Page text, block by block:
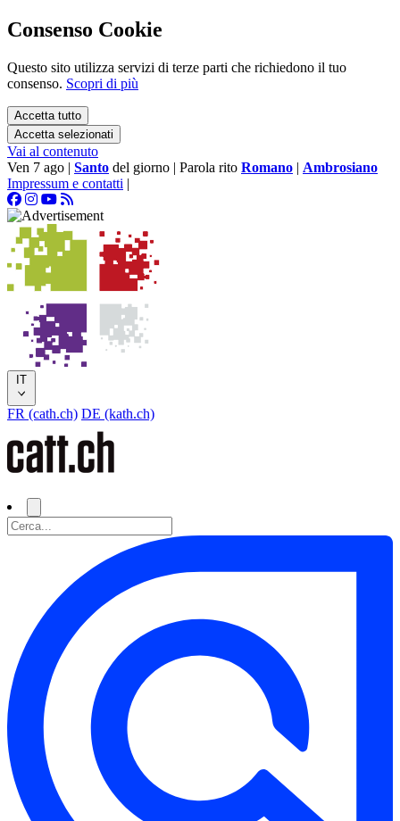
Consenso Cookie
Questo sito utilizza servizi di terze parti che richiedono il tuo
consenso. Scopri di più
Accetta tutto
Accetta selezionati
Vai al contenuto
Ven 7 ago | Santo del giorno | Parola rito Romano | Ambrosiano
Impressum e contatti |
IT
FR (cath.ch) DE (kath.ch)